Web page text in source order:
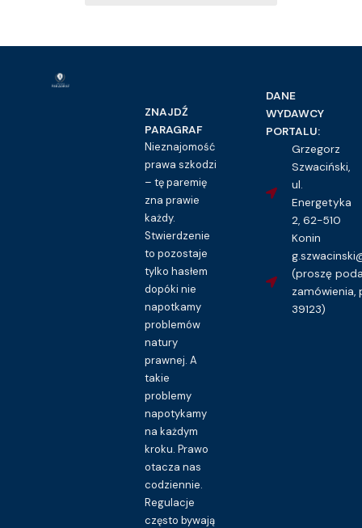
ZNAJDŹ
PARAGRAF
Nieznajomość
prawa szkodzi
– tę paremię
zna prawie
każdy.
Stwierdzenie
to pozostaje
tylko hasłem
dopóki nie
napotkamy
problemów
natury
prawnej. A
takie
problemy
napotykamy
na każdym
kroku. Prawo
otacza nas
codziennie.
Regulacje
często bywają
DANE
WYDAWCY
PORTALU:
Grzegorz
Szwaciński,
ul.
Energetyka
2, 62-510
Konin
(proszę
zamówienia,
39123)